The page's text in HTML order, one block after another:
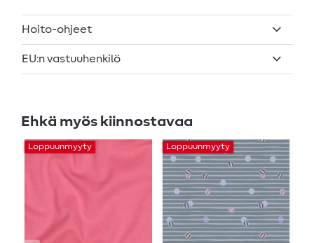
Hoito-ohjeet
EU:n vastuuhenkilö
Ehkä myös kiinnostavaa
Loppuunmyyty Loppuunmyyty